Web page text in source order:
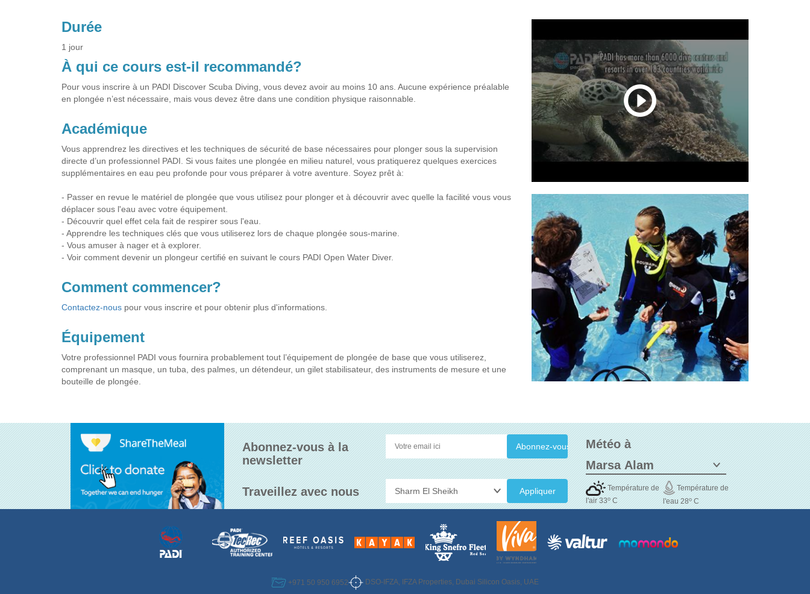
Durée
1 jour
À qui ce cours est-il recommandé?
Pour vous inscrire à un PADI Discover Scuba Diving, vous devez avoir au moins 10 ans. Aucune expérience préalable
en plongée n’est nécessaire, mais vous devez être dans une condition physique raisonnable.
Académique
Vous apprendrez les directives et les techniques de sécurité de base nécessaires pour plonger sous la supervision
directe d’un professionnel PADI. Si vous faites une plongée en milieu naturel, vous pratiquerez quelques exercices
supplémentaires en eau peu profonde pour vous préparer à votre aventure. Soyez prêt à:
- Passer en revue le matériel de plongée que vous utilisez pour plonger et à découvrir avec quelle la facilité vous vous
déplacer sous l'eau avec votre équipement.
- Découvrir quel effet cela fait de respirer sous l'eau.
- Apprendre les techniques clés que vous utiliserez lors de chaque plongée sous-marine.
- Vous amuser à nager et à explorer.
- Voir comment devenir un plongeur certifié en suivant le cours PADI Open Water Diver.
Comment commencer?
Contactez-nous pour vous inscrire et pour obtenir plus d'informations.
Équipement
Votre professionnel PADI vous fournira probablement tout l’équipement de plongée de base que vous utiliserez,
comprenant un masque, un tuba, des palmes, un détendeur, un gilet stabilisateur, des instruments de mesure et une
bouteille de plongée.
Abonnez-vous à la
newsletter
Traveillez avec nous Appliquer
Météo à
Température de
l'air 33o C
Température de
l'eau 28oC
+971 50 950 6952 DSO-IFZA, IFZA Properties, Dubai Silicon Oasis, UAE